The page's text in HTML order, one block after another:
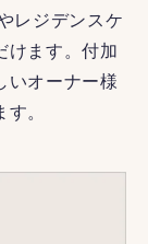
レジデンスケ
けます。付加
いオーナー様
。